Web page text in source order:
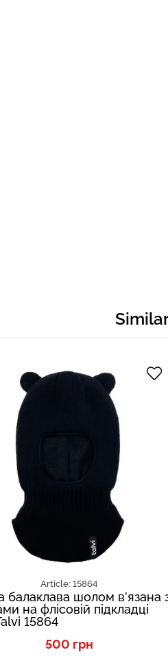
Article: 15864
балаклава шолом в’язана
на флісовій підкладці
15864
500 грн